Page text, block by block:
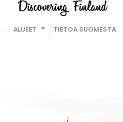
ALUEET TIETOA SUOMESTA